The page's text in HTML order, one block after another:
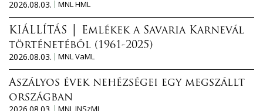
2026.08.03.
MNL HML
KIÁLLÍTÁS │ Emlékek a Savaria Karnevál
történetéből (1961-2025)
2026.08.03.
MNL VaML
Aszályos évek nehézségei egy megszállt
országban